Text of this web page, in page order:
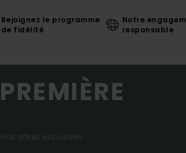
Rejoignez le programme
de fidélité
Notre
responsable
offres exclusives.